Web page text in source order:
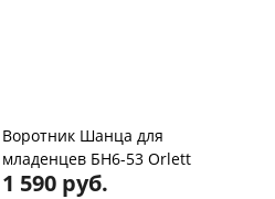
Воротник Шанца для
младенцев БН6-53 Orlett
1 590 руб.